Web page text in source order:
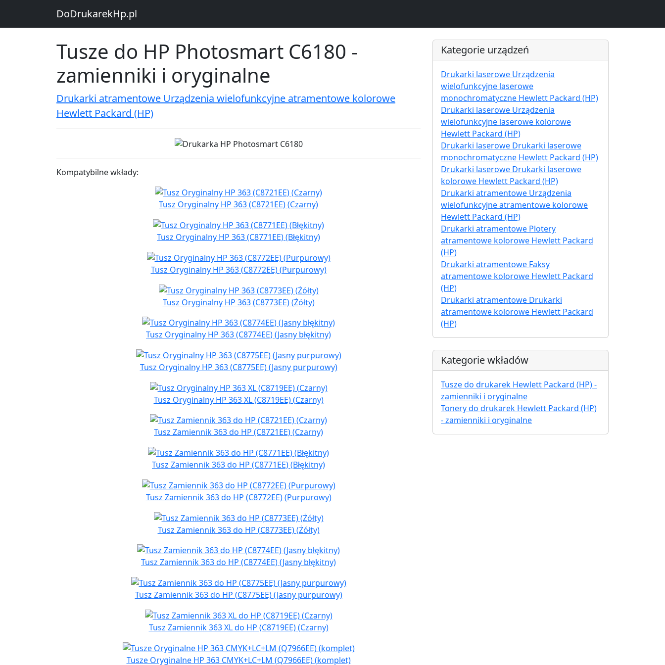
DoDrukarekHp.pl
Tusze do HP Photosmart C6180 -
zamienniki i oryginalne
Drukarki atramentowe Urządzenia wielofunkcyjne atramentowe kolorowe
Hewlett Packard (HP)
Kompatybilne wkłady:
Tusz Oryginalny HP 363 (C8721EE) (Czarny)
Tusz Oryginalny HP 363 (C8771EE) (Błękitny)
Tusz Oryginalny HP 363 (C8772EE) (Purpurowy)
Tusz Oryginalny HP 363 (C8773EE) (Żółty)
Tusz Oryginalny HP 363 (C8774EE) (Jasny błękitny)
Tusz Oryginalny HP 363 (C8775EE) (Jasny purpurowy)
Tusz Oryginalny HP 363 XL (C8719EE) (Czarny)
Tusz Zamiennik 363 do HP (C8721EE) (Czarny)
Tusz Zamiennik 363 do HP (C8771EE) (Błękitny)
Tusz Zamiennik 363 do HP (C8772EE) (Purpurowy)
Tusz Zamiennik 363 do HP (C8773EE) (Żółty)
Tusz Zamiennik 363 do HP (C8774EE) (Jasny błękitny)
Tusz Zamiennik 363 do HP (C8775EE) (Jasny purpurowy)
Tusz Zamiennik 363 XL do HP (C8719EE) (Czarny)
Tusze Oryginalne HP 363 CMYK+LC+LM (Q7966EE) (komplet)
Kategorie urządzeń
Drukarki laserowe Urządzenia
wielofunkcyjne laserowe
monochromatyczne Hewlett Packard (HP)
Drukarki laserowe Urządzenia
wielofunkcyjne laserowe kolorowe
Hewlett Packard (HP)
Drukarki laserowe Drukarki laserowe
monochromatyczne Hewlett Packard (HP)
Drukarki laserowe Drukarki laserowe
kolorowe Hewlett Packard (HP)
Drukarki atramentowe Urządzenia
wielofunkcyjne atramentowe kolorowe
Hewlett Packard (HP)
Drukarki atramentowe Plotery
atramentowe kolorowe Hewlett Packard
(HP)
Drukarki atramentowe Faksy
atramentowe kolorowe Hewlett Packard
(HP)
Drukarki atramentowe Drukarki
atramentowe kolorowe Hewlett Packard
(HP)
Kategorie wkładów
Tusze do drukarek Hewlett Packard (HP) -
zamienniki i oryginalne
Tonery do drukarek Hewlett Packard (HP)
- zamienniki i oryginalne